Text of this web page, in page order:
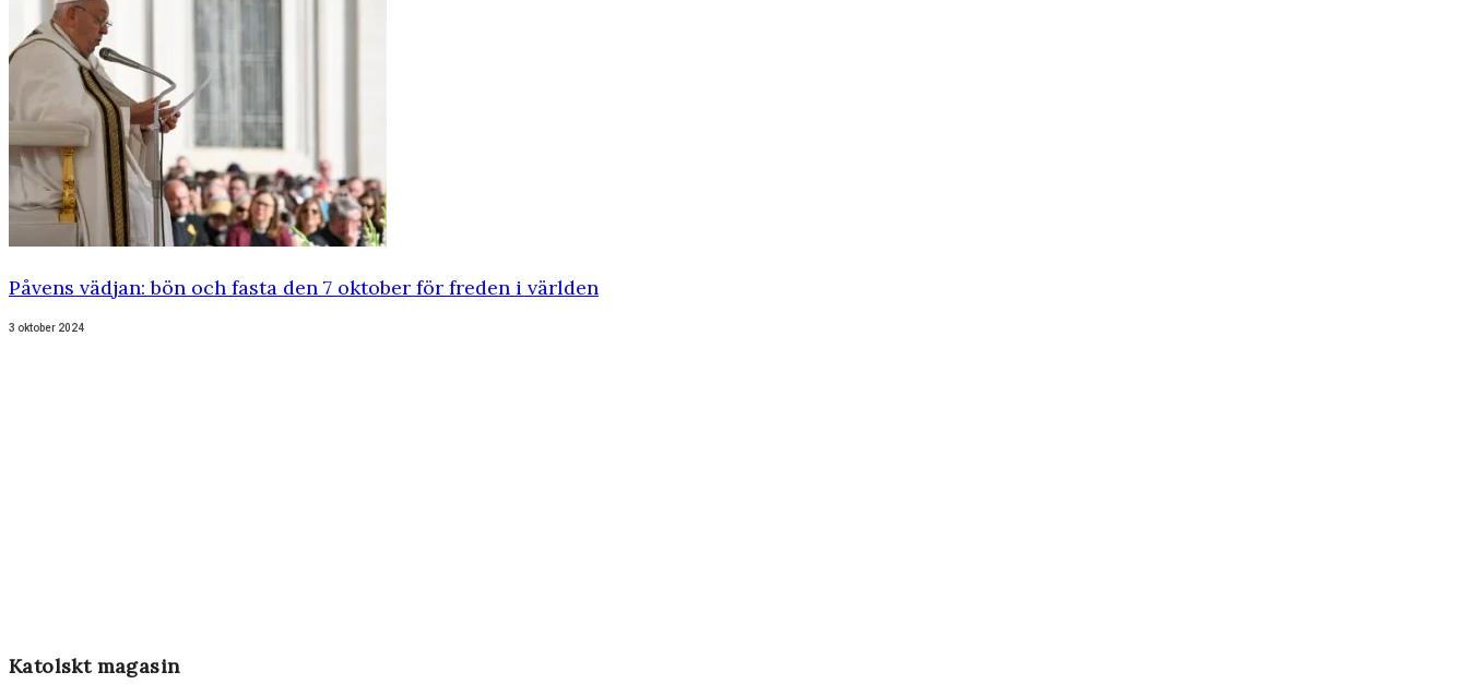
Påvens vädjan: bön och fasta den 7 oktober för freden i världen
3 oktober 2024
Katolskt magasin